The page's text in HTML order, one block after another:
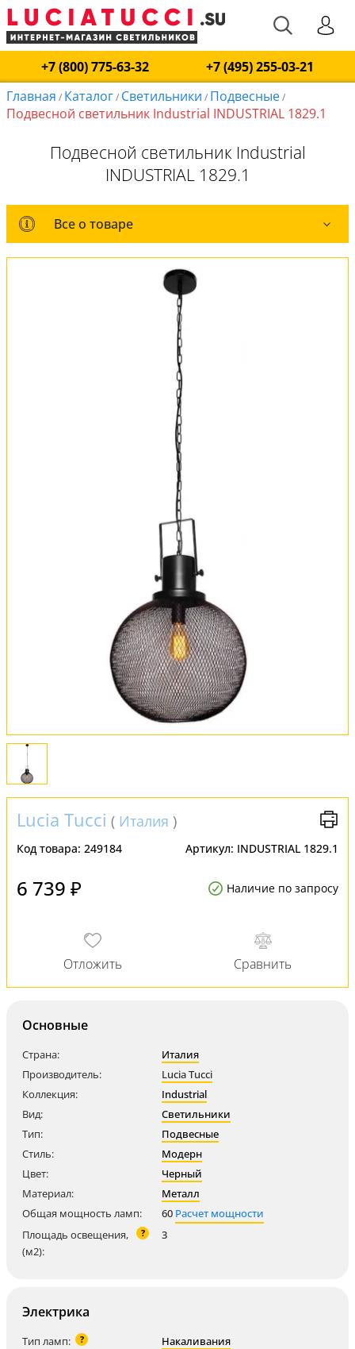
+7 (800) 775-63-32
+7 (495) 255-03-21
Главная / Каталог/ Светильники / Подвесные/
Подвесной светильник Industrial INDUSTRIAL 1829.1
Подвесной светильник Industrial
INDUSTRIAL 1829.1
Все о товаре
Все о товаре
Комплект лампочек
Lucia Tucci ( Италия )
Код товара: 249184 Артикул: INDUSTRIAL 1829.1
6 739 ₽ Наличие по запросу
Основные
Страна:
Италия
Производитель:
Lucia Tucci
Коллекция:
Industrial
Вид:
Светильники
Тип:
Подвесные
Стиль:
Модерн
Цвет:
Черный
Материал:
Металл
Общая мощность ламп:
60 Расчет мощности
Площадь освещения,
(м2):
? 3
Электрика
Тип ламп: ?
Накаливания